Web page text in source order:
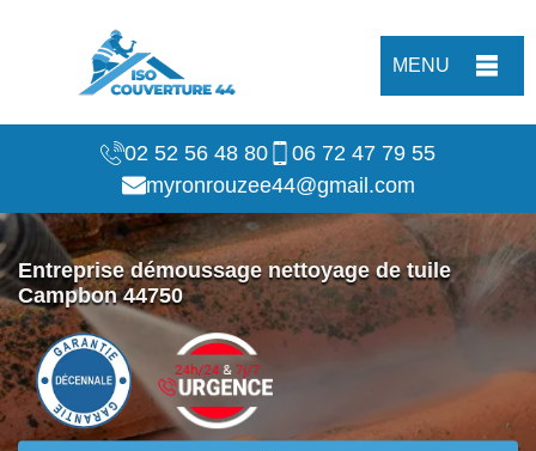
MENU
02 52 56 48 80
06 72 47 79 55
myronrouzee44@gmail.com
Entreprise démoussage nettoyage de tuile
Campbon 44750